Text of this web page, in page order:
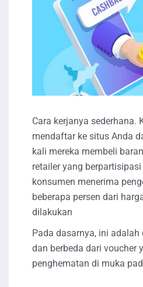
Cara kerjanya sederhana.
mendaftar ke situs Anda
kali mereka membeli
retailer yang
konsumen menerima
beberapa persen dari
dilakukan
Pada dasarnya, ini
dan berbeda dari voucher
penghematan di muka